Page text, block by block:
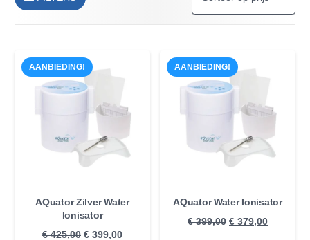
AANBIEDING!
AQuator Zilver Water
Ionisator
€425,00 Oorspronkelijke
€ 399,00Huidige
AANBIEDING!
AQuator Water Ionisator
€399,00 Oorspronkelijke
€ 379,00Huidige